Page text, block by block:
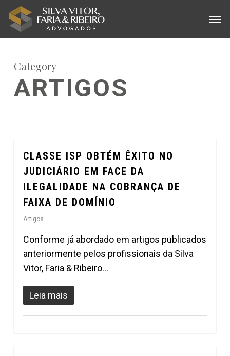
Skip
Category
ARTIGOS
CLASSE ISP OBTÉM ÊXITO NO
JUDICIÁRIO EM FACE DA
ILEGALIDADE NA COBRANÇA DE
FAIXA DE DOMÍNIO
Artigos
Conforme já abordado em artigos publicados
anteriormente pelos profissionais da Silva
Vitor, Faria & Ribeiro…
Leia mais
0